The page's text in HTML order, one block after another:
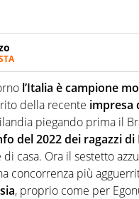
fosse modo di traslare il
Non si perde una
l’Italia è campione
della recente impresa
piegando prima il
del 2022 dei ragazzi di
di casa. Ora il sestetto
concorrenza più
, proprio come per